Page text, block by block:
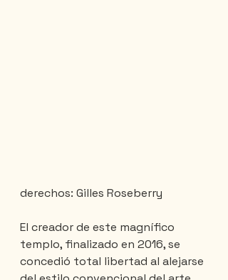
derechos: Gilles Roseberry
El creador de este magnífico
templo, finalizado en 2016, se
concedió total libertad al alejarse